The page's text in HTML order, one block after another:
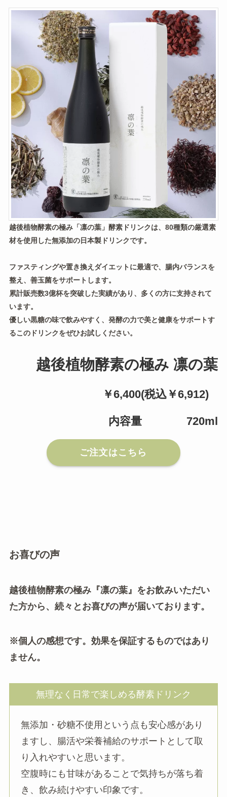
越後植物酵素の極み「凛の葉」酵素ドリンクは、80種類の厳選素
材を使用した無添加の日本製ドリンクです。
ファスティングや置き換えダイエットに最適で、腸内バランスを
整え、善玉菌をサポートします。
累計販売数3億杯を突破した実績があり、多くの方に支持されて
います。
優しい黒糖の味で飲みやすく、発酵の力で美と健康をサポートす
るこのドリンクをぜひお試しください。
越後植物酵素の極み 凛の葉
￥6,400(税込￥6,912)
内容量 720ml
ご注文はこちら
お喜びの声
越後植物酵素の極み『凛の葉』をお飲みいただい
た方から、続々とお喜びの声が届いております。
※個人の感想です。効果を保証するものではあり
ません。
無理なく日常で楽しめる酵素ドリンク
無添加・砂糖不使用という点も安心感があり
ますし、腸活や栄養補給のサポートとして取
り入れやすいと思います。
空腹時にも甘味があることで気持ちが落ち着
き、飲み続けやすい印象です。